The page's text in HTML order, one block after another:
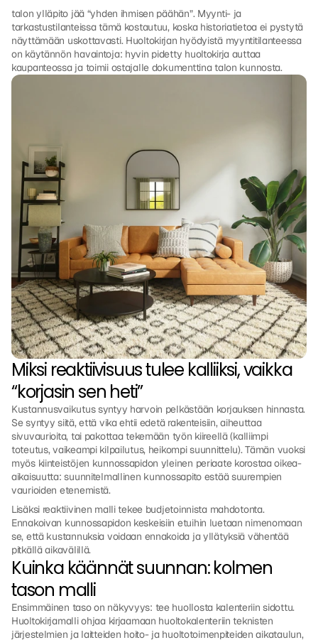
talon ylläpito jää “yhden ihmisen päähän”. Myynti- ja
tarkastustilanteissa tämä kostautuu, koska historiatietoa ei pystytä
näyttämään uskottavasti. Huoltokirjan hyödyistä myyntitilanteessa
on käytännön havaintoja: hyvin pidetty huoltokirja auttaa
kaupanteossa ja toimii ostajalle dokumenttina talon kunnosta.
Miksi reaktiivisuus tulee kalliiksi, vaikka
“korjasin sen heti”
Kustannusvaikutus syntyy harvoin pelkästään korjauksen hinnasta.
Se syntyy siitä, että vika ehtii edetä rakenteisiin, aiheuttaa
sivuvaurioita, tai pakottaa tekemään työn kiireellä (kalliimpi
toteutus, vaikeampi kilpailutus, heikompi suunnittelu). Tämän vuoksi
myös kiinteistöjen kunnossapidon yleinen periaate korostaa oikea-
aikaisuutta: suunnitelmallinen kunnossapito estää suurempien
vaurioiden etenemistä.
Lisäksi reaktiivinen malli tekee budjetoinnista mahdotonta.
Ennakoivan kunnossapidon keskeisiin etuihin luetaan nimenomaan
se, että kustannuksia voidaan ennakoida ja yllätyksiä vähentää
pitkällä aikavälillä.
Kuinka käännät suunnan: kolmen
tason malli
Ensimmäinen taso on näkyvyys: tee huollosta kalenteriin sidottu.
Huoltokirjamalli ohjaa kirjaamaan huoltokalenteriin teknisten
järjestelmien ja laitteiden hoito- ja huoltotoimenpiteiden aikataulun,